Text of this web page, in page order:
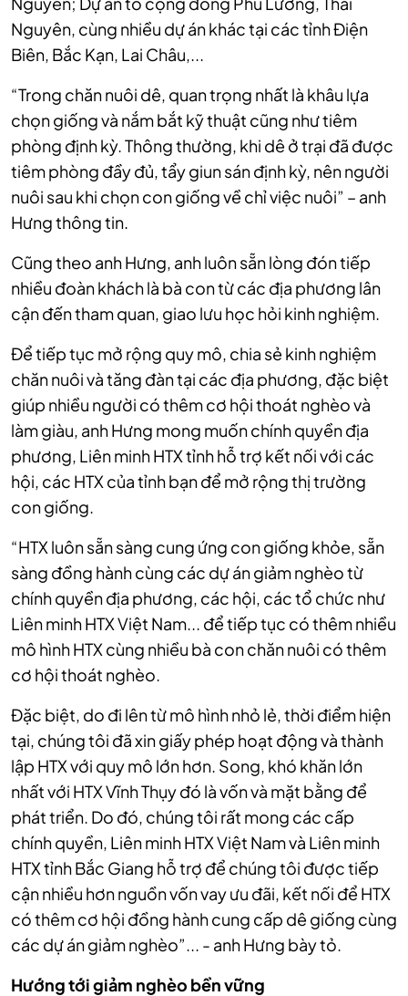
Nguyên, cùng nhiều dự án khác tại các tỉnh Điện
Biên, Bắc Kạn, Lai Châu,...
“Trong chăn nuôi dê, quan trọng nhất là khâu lựa
chọn giống và nắm bắt kỹ thuật cũng như tiêm
phòng định kỳ. Thông thường, khi dê ở trại đã được
tiêm phòng đầy đủ, tẩy giun sán định kỳ, nên người
nuôi sau khi chọn con giống về chỉ việc nuôi” – anh
Hưng thông tin.
Cũng theo anh Hưng, anh luôn sẵn lòng đón tiếp
nhiều đoàn khách là bà con từ các địa phương lân
cận đến tham quan, giao lưu học hỏi kinh nghiệm.
Để tiếp tục mở rộng quy mô, chia sẻ kinh nghiệm
chăn nuôi và tăng đàn tại các địa phương, đặc biệt
giúp nhiều người có thêm cơ hội thoát nghèo và
làm giàu, anh Hưng mong muốn chính quyền địa
phương, Liên minh HTX tỉnh hỗ trợ kết nối với các
hội, các HTX của tỉnh bạn để mở rộng thị trường
con giống.
“HTX luôn sẵn sàng cung ứng con giống khỏe, sẵn
sàng đồng hành cùng các dự án giảm nghèo từ
chính quyền địa phương, các hội, các tổ chức như
Liên minh HTX Việt Nam... để tiếp tục có thêm nhiều
mô hình HTX cùng nhiều bà con chăn nuôi có thêm
cơ hội thoát nghèo.
Đặc biệt, do đi lên từ mô hình nhỏ lẻ, thời điểm hiện
tại, chúng tôi đãxin giấy phép hoạt động và thành
lập HTXvới quy mô lớn hơn. Song, khó khăn lớn
nhất với HTX Vĩnh Thụy đó là vốn và mặt bằng để
phát triển. Do đó, chúng tôi rất mong các cấp
chính quyền, Liên minh HTX Việt Nam và Liên minh
HTX tỉnh Bắc Giang hỗ trợ để chúng tôi được tiếp
cận nhiều hơn nguồn vốn vay ưu đãi, kết nối để HTX
có thêm cơ hội đồng hành cung cấp dê giống cùng
các dự án giảm nghèo”... - anh Hưng bày tỏ.
Hướng tới giảm nghèo bền vững